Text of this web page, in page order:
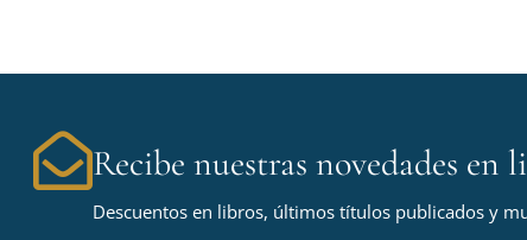
Recibe nuestras novedades en
Descuentos en libros, últimos títulos publicados y